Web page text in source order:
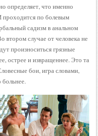
определяет, что именно
проходится по болевым
садизм в анальном
втором случае от человека не
произноситься грязные
острее и извращеннее. Это та
бои, игра словами,